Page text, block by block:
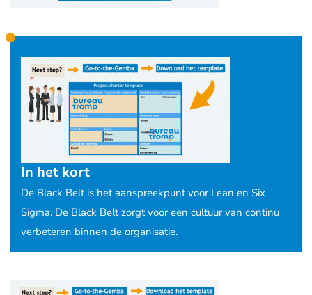
In het kort
De Black Belt is het aanspreekpunt voor Lean en Six
Sigma. De Black Belt zorgt voor een cultuur van continu
verbeteren binnen de organisatie.